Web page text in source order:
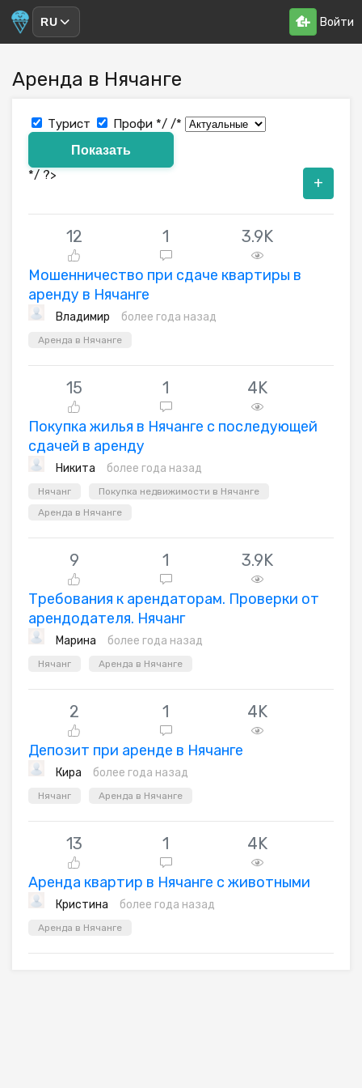
RU Войти
Аренда в Нячанге
Турист Профи */ /*
*/ ?> +
12 1 3.9K
Мошенничество при сдаче квартиры в
аренду в Нячанге
Владимир более года назад
Аренда в Нячанге
15 1 4K
Покупка жилья в Нячанге с последующей
сдачей в аренду
Никита более года назад
Нячанг
Покупка недвижимости в Нячанге
Аренда в Нячанге
9 1 3.9K
Требования к арендаторам. Проверки от
арендодателя. Нячанг
Марина более года назад
Нячанг Аренда в Нячанге
2 1 4K
Депозит при аренде в Нячанге
Кира более года назад
Нячанг Аренда в Нячанге
13 1 4K
Аренда квартир в Нячанге с животными
Кристина более года назад
Аренда в Нячанге